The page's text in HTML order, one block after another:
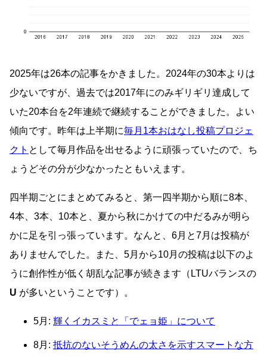
2025年は26本の記事をかきました。2024年の30本よりは
少ないですが、過去では2017年にのみギリギリ達成して
いた20本台を2年連続で継続することができました。よい
傾向です。昨年は上半期に毎月1本おはなし投稿プロジェ
クト として毎月作品を出せるように頑張っていたので、ち
ょうどその分が少なかったともいえます。
四半期ごとにまとめてみると、第一四半期から順に8本、
4本、3本、10本と、夏から秋にかけての中だるみが明ら
かに足を引っ張っています。なんと、6月と7月は投稿が
ありませんでした。また、5月から10月の投稿は以下のよ
うに創作性が低く胡乱な記事が続きます（LTUバランスの
U が多いということです）。
5月: 輝くイカスミと「でェョ姫」について
8月: 抵抗のないそうめんの太さを示すスマートな方